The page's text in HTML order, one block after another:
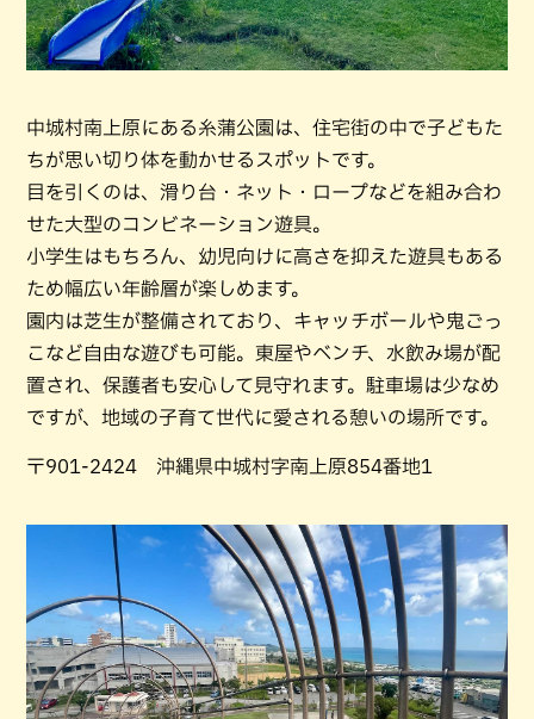
中城村南上原にある糸蒲公園は、住宅街の中で子どもた
ちが思い切り体を動かせるスポットです。
目を引くのは、滑り台・ネット・ロープなどを組み合わ
せた大型のコンビネーション遊具。
小学生はもちろん、幼児向けに高さを抑えた遊具もある
ため幅広い年齢層が楽しめます。
園内は芝生が整備されており、キャッチボールや鬼ごっ
こなど自由な遊びも可能。東屋やベンチ、水飲み場が配
置され、保護者も安心して見守れます。駐車場は少なめ
ですが、地域の子育て世代に愛される憩いの場所です。
〒901-2424 沖縄県中城村字南上原854番地1